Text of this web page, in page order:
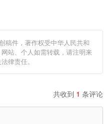
稿件，著作权受中华人民共和
站、个人如需转载，请注明来
律责任。
共收到 1 条评论